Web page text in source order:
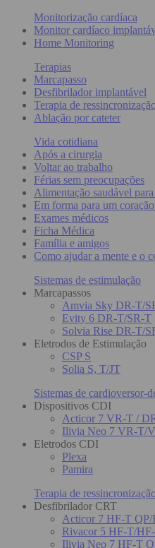
Monitorização cardíaca
Monitor cardíaco
Home Monitoring
Terapias
Marcapasso
Desfibrilador implantável
Terapia de
Ablação por cateter
Vida cotidiana
Após a cirurgia
Voltar ao trabalho
Férias sem preocupações
Alimentação saudável
Em forma para um
Exames médicos
Ficha Médica
Família e amigos
Como ajudar a mente e o
Sistemas de estimulação
Marcapassos
Amvia Sky DR-T/
Evity 6 DR-T/SR-T
Solvia Rise DR-T/
Eletrodos de Estimulação
CSP S
Solia S, T/JT
Sistemas de
Dispositivos CDI
Acticor 7 VR-T /
Ilivia Neo 7 VR-T/
Eletrodos CDI
Plexa
Pamira
Terapia de
Desfibrilador CRT
Acticor 7 HF-T
Rivacor 5 HF-T/
Ilivia Neo 7 HF-T